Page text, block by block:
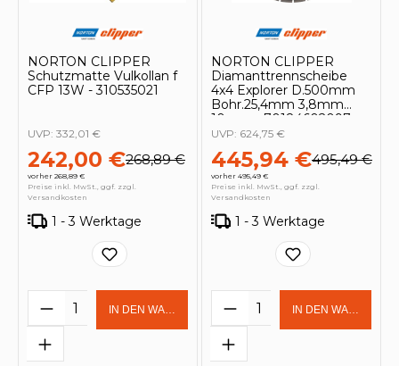
NORTON CLIPPER
Schutzmatte Vulkollan f
CFP 13W - 310535021
242,00 €268,89 €
vorher 268,89 €
UVP: 332,01 €
Preise inkl. MwSt., ggf. zzgl.
Versandkosten
1 - 3 Werktage
Produkt Anzahl: Gib den
IN DEN WARENKORB
NORTON CLIPPER
Diamanttrennscheibe
4x4 Explorer D.500mm
Bohr.25,4mm 3,8mm
10mm - 70184602097
445,94 €495,49 €
vorher 495,49 €
UVP: 624,75 €
Preise inkl. MwSt., ggf. zzgl.
Versandkosten
1 - 3 Werktage
Produkt Anzahl:
IN DEN